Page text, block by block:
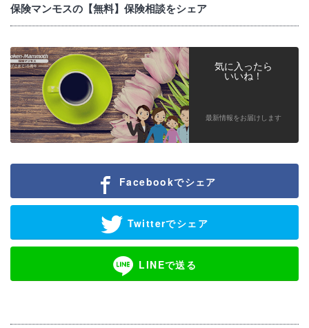
保険マンモスの【無料】保険相談をシェア
気に入ったら
いいね！
最新情報をお届けします
Facebookでシェア
Twitterでシェア
LINEで送る